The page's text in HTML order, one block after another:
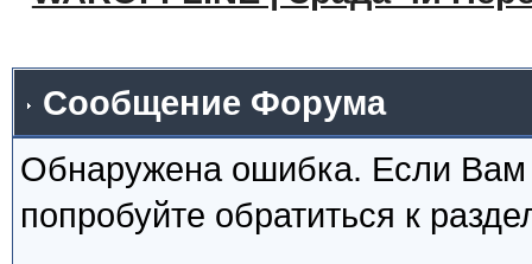
Сообщение Форума
Обнаружена ошибка. Если
попробуйте обратиться к